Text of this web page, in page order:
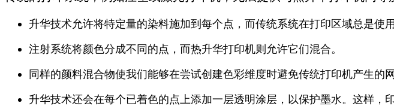
升华技术允许将特定量的染料施加到每个点，而传统系统在打印区域总是使
注射系统将颜色分成不同的点，而热升华打印机则允许它们混合。
同样的颜料混合物使我们能够在尝试创建色彩维度时避免传统打印机产生的网
升华技术还会在每个已着色的点上添加一层透明涂层，以保护墨水。这样，